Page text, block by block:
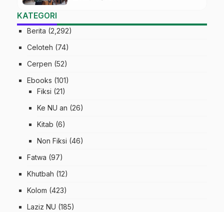
KATEGORI
Berita (2,292)
Celoteh (74)
Cerpen (52)
Ebooks (101)
Fiksi (21)
Ke NU an (26)
Kitab (6)
Non Fiksi (46)
Fatwa (97)
Khutbah (12)
Kolom (423)
Laziz NU (185)